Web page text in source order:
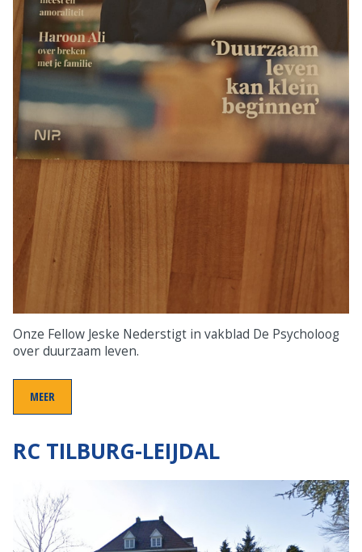
Onze Fellow Jeske Nederstigt in vakblad De Psycholoog
over duurzaam leven.
MEER
RC TILBURG-LEIJDAL